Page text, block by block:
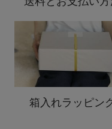
箱入れラッピン